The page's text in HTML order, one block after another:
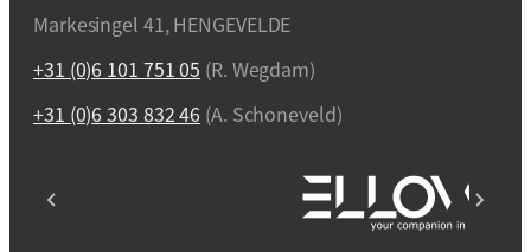
Markesingel 41, HENGEVELDE
+31 (0)6 101 751 05 (R. Wegdam)
+31 (0)6 303 832 46 (A. Schoneveld)